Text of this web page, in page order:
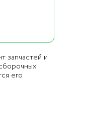
и
его